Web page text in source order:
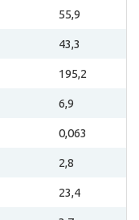
55,9
43,3
195,2
6,9
0,063
2,8
23,4